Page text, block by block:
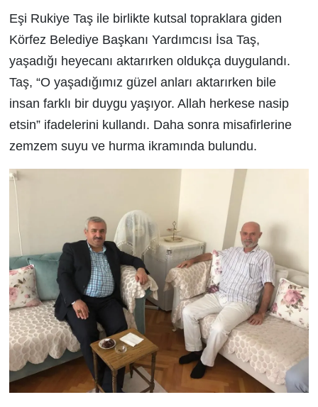
Eşi Rukiye Taş ile birlikte kutsal topraklara giden
Körfez Belediye Başkanı Yardımcısı İsa Taş,
yaşadığı heyecanı aktarırken oldukça duygulandı.
Taş, “O yaşadığımız güzel anları aktarırken bile
insan farklı bir duygu yaşıyor. Allah herkese nasip
etsin” ifadelerini kullandı. Daha sonra misafirlerine
zemzem suyu ve hurma ikramında bulundu.